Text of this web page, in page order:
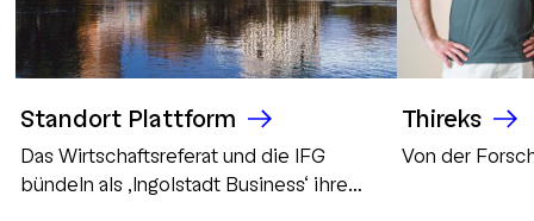
Standort Plattform
Das Wirtschaftsreferat und die IFG
bündeln als ‚Ingolstadt Business‘ ihre
Thireks
Von der